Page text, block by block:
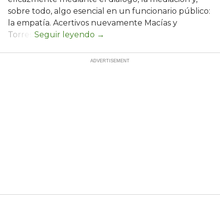
sobre todo, algo esencial en un funcionario público:
la empatía. Acertivos nuevamente Macías y
Torres.